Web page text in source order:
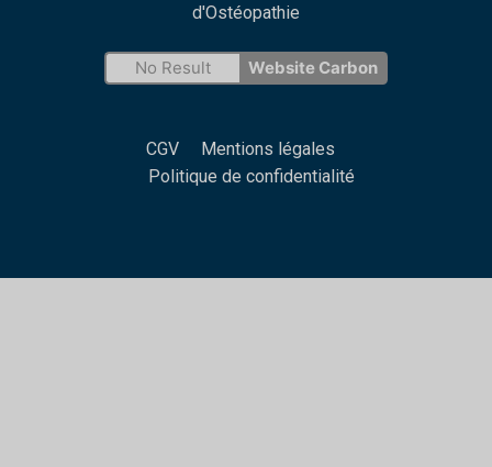
d'Ostéopathie
No Result Website Carbon
CGV
Mentions légales
Politique de confidentialité